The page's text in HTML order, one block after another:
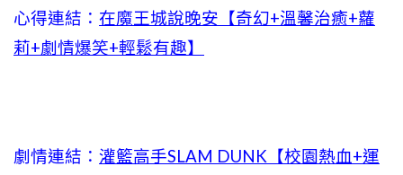
心得連結： 在魔王城說晚安【奇幻+溫馨治癒+蘿
莉+劇情爆笑+輕鬆有趣】
劇情連結： 灌籃高手SLAM DUNK【校園熱血+運